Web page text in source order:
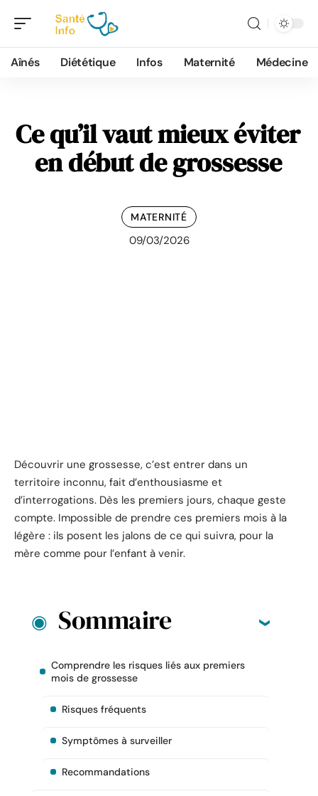
Aînés Diététique Infos Maternité Médecine
Ce qu’il vaut mieux éviter
en début de grossesse
MATERNITÉ
09/03/2026
Découvrir une grossesse, c’est entrer dans un
territoire inconnu, fait d’enthousiasme et
d’interrogations. Dès les premiers jours, chaque geste
compte. Impossible de prendre ces premiers mois à la
légère : ils posent les jalons de ce qui suivra, pour la
mère comme pour l’enfant à venir.
Sommaire
Comprendre les risques liés aux premiers
mois de grossesse
Risques fréquents
Symptômes à surveiller
Recommandations